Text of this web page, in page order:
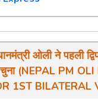
ओली ने पहली
चुना (NEPAL PM
1ST BILATERAL